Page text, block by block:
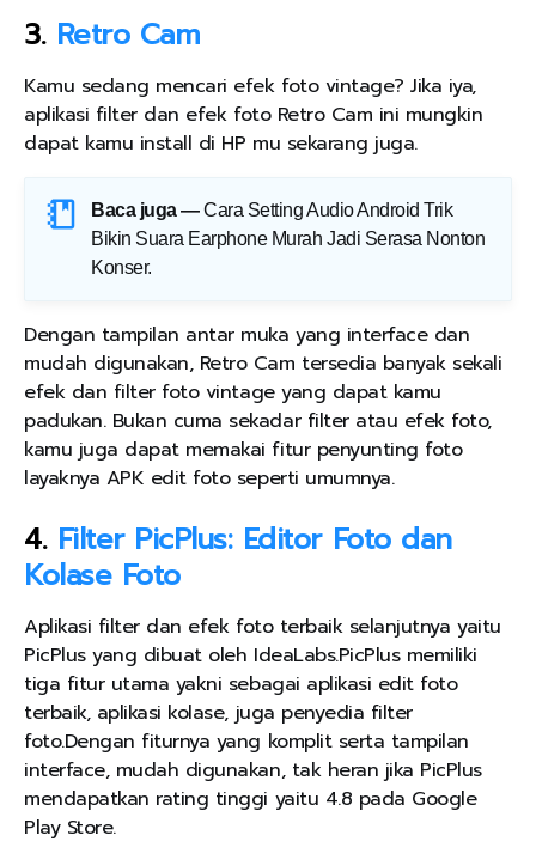
3. Retro Cam
Kamu sedang mencari efek foto vintage? Jika iya,
aplikasi filter dan efek foto Retro Cam ini mungkin
dapat kamu install di HP mu sekarang juga.
Baca juga — Cara Setting Audio Android Trik
Bikin Suara Earphone Murah Jadi Serasa Nonton
Konser.
Dengan tampilan antar muka yang interface dan
mudah digunakan, Retro Cam tersedia banyak sekali
efek dan filter foto vintage yang dapat kamu
padukan. Bukan cuma sekadar filter atau efek foto,
kamu juga dapat memakai fitur penyunting foto
layaknya APK edit foto seperti umumnya.
4. Filter PicPlus: Editor Foto dan
Kolase Foto
Aplikasi filter dan efek foto terbaik selanjutnya yaitu
PicPlus yang dibuat oleh IdeaLabs.PicPlus memiliki
tiga fitur utama yakni sebagai aplikasi edit foto
terbaik, aplikasi kolase, juga penyedia filter
foto.Dengan fiturnya yang komplit serta tampilan
interface, mudah digunakan, tak heran jika PicPlus
mendapatkan rating tinggi yaitu 4.8 pada Google
Play Store.